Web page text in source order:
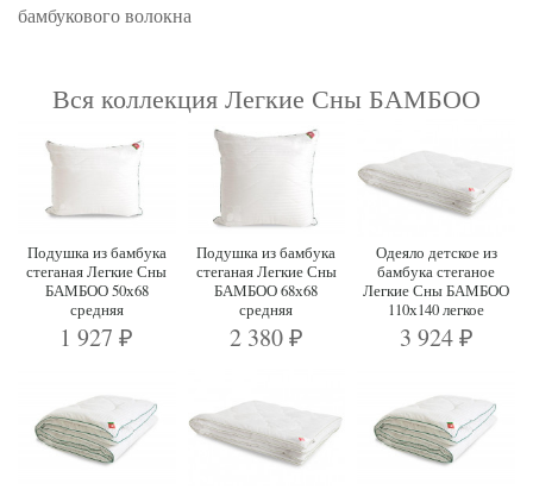
бамбукового волокна
Вся коллекция Легкие Сны БАМБОО
Подушка из бамбука
стеганая Легкие Сны
БАМБОО 50х68
средняя
1 927₽
Подушка из бамбука
стеганая Легкие Сны
БАМБОО 68х68
средняя
2 380 ₽
Одеяло детское из
бамбука стеганое
Легкие Сны БАМБОО
110х140 легкое
3 924 ₽